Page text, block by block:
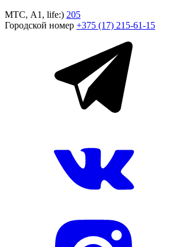
МТС, A1, life:) 205
Городской номер +375 (17) 215-61-15